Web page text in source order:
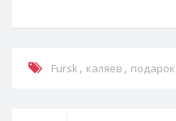
Fursk , каляев , подарок